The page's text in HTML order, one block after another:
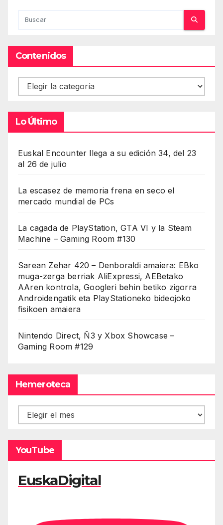
Contenidos
Contenidos
Lo Último
Euskal Encounter llega a su edición 34, del 23
al 26 de julio
La escasez de memoria frena en seco el
mercado mundial de PCs
La cagada de PlayStation, GTA VI y la Steam
Machine – Gaming Room #130
Sarean Zehar 420 – Denboraldi amaiera: EBko
muga-zerga berriak AliExpressi, AEBetako
AAren kontrola, Googleri behin betiko zigorra
Androidengatik eta PlayStationeko bideojoko
fisikoen amaiera
Nintendo Direct, Ñ3 y Xbox Showcase –
Gaming Room #129
Hemeroteca
Hemeroteca
YouTube
EuskaDigital